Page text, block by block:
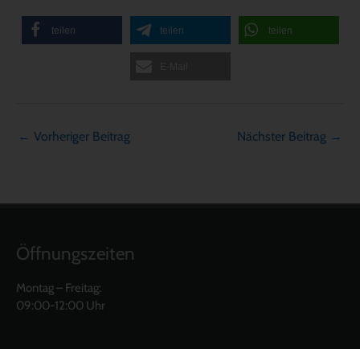
teilen teilen teilen
← Vorheriger Beitrag Nächster Beitrag →
Öffnungszeiten
Montag – Freitag:
09:00-12:00 Uhr